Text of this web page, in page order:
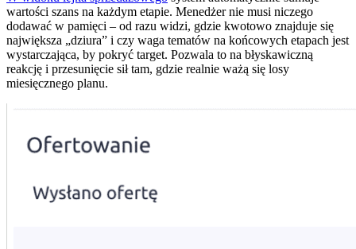
wartości szans na każdym etapie. Menedżer nie musi niczego
dodawać w pamięci – od razu widzi, gdzie kwotowo znajduje się
największa „dziura” i czy waga tematów na końcowych etapach jest
wystarczająca, by pokryć target. Pozwala to na błyskawiczną
reakcję i przesunięcie sił tam, gdzie realnie ważą się losy
miesięcznego planu.